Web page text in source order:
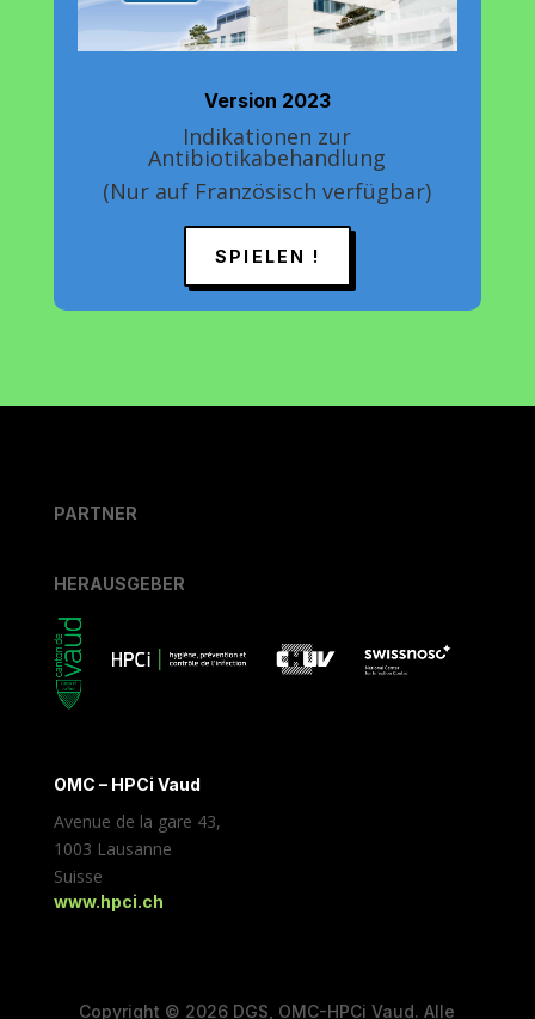
Version 2023
Indikationen zur
Antibiotikabehandlung
(Nur auf Französisch verfügbar)
SPIELEN !
PARTNER
HERAUSGEBER
OMC – HPCi Vaud
Avenue de la gare 43,
1003 Lausanne
Suisse
www.hpci.ch
Copyright © 2026 DGS, OMC-HPCi Vaud. Alle